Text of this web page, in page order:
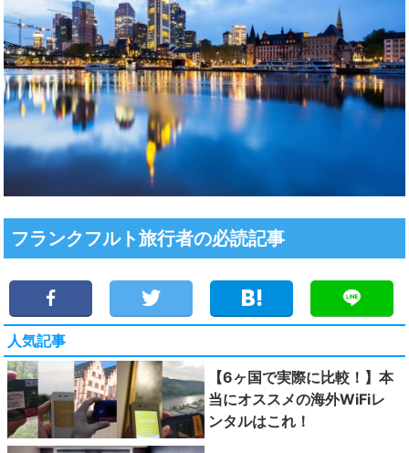
フランクフルト旅行者の必読記事
人気記事
【6ヶ国で実際に比較！】本
当にオススメの海外WiFiレ
ンタルはこれ！